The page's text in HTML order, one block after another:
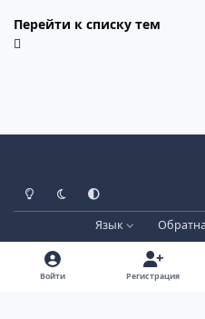
Перейти к списку тем
Светлый режим
Тёмный режим
Системные настройки
Язык
Лицензия
Powered by
Войти Регистрация